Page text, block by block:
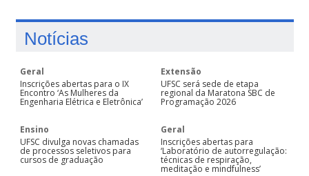
Notícias
Geral
Inscrições abertas para o IX
Encontro ‘As Mulheres da
Engenharia Elétrica e Eletrônica’
Ensino
UFSC divulga novas chamadas
de processos seletivos para
cursos de graduação
Extensão
UFSC será sede de etapa
regional da Maratona SBC de
Programação 2026
Geral
Inscrições abertas para
‘Laboratório de autorregulação:
técnicas de respiração,
meditação e mindfulness’